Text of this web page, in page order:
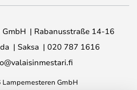
Rabanusstraße 14-16
Saksa
020 787 1616
GmbH